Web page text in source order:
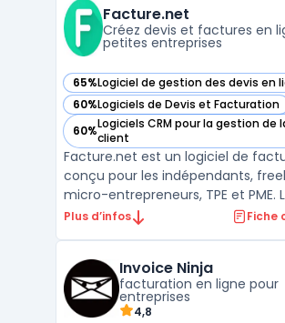
pour la gestion des projets, la
la ...
Facture.net
Créez devis et factures en
petites entreprises
65%Logiciel de gestion des devis en
— voir Facture.net dans cette
60%Logiciels de Devis et Facturation
— voir Facture.net dans cette
60%Logiciels CRM pour la gestion de
client
— voir Facture.net dans cette
Facture.net est un logiciel de
conçu pour les indépendants,
micro-entrepreneurs, TPE et PME.
de devis et de factures
électronique. Facture.net
proc ...
Plus d’infos Fiche
Invoice Ninja
facturation en ligne pour
entreprises
4,8